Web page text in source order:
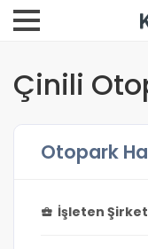
Çinili
Otopark
İşleten